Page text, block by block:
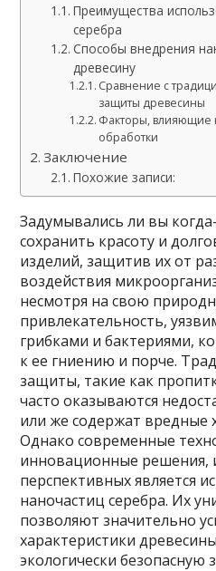
Преимущества
серебра
Способы внедрения
древесину
Сравнение с
защиты древесины
Факторы, влияющие
обработки
Заключение
Похожие записи:
Задумывались ли вы
сохранить красоту и
изделий, защитив их от
воздействия
несмотря на свою
привлекательность,
грибками и бактериями,
к ее гниению и порче.
защиты, такие как
часто оказываются
или же содержат вредные
Однако современные
инновационные решения,
перспективных является
наночастиц серебра. Их
позволяют значительно
характеристики
экологически безопасную